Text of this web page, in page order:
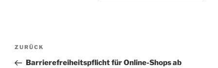
Beitragsnavigation
Vorheriger
Beitrag
ZURÜCK
Barrierefreiheitspflicht für Online-Shops ab